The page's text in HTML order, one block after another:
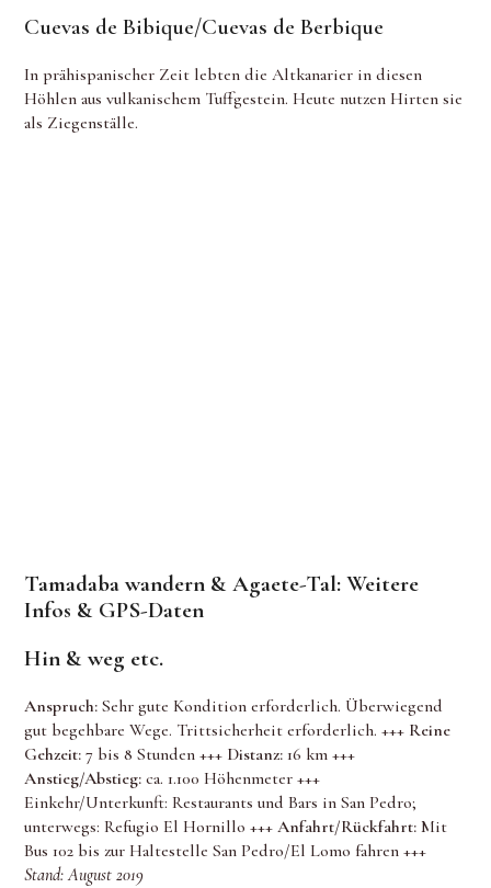
Cuevas de Bibique/Cuevas de Berbique
In prähispanischer Zeit lebten die Altkanarier in diesen
Höhlen aus vulkanischem Tuffgestein. Heute nutzen Hirten sie
als Ziegenställe.
Tamadaba wandern & Agaete-Tal: Weitere
Infos & GPS-Daten
Hin & weg etc.
Anspruch:Sehr gute Kondition erforderlich. Überwiegend
gut begehbare Wege. Trittsicherheit erforderlich. +++ Reine
Gehzeit: 7 bis 8 Stunden +++ Distanz:16 km +++
Anstieg/Abstieg: ca. 1.100 Höhenmeter +++
Einkehr/Unterkunft: Restaurants und Bars in San Pedro;
unterwegs: Refugio El Hornillo +++Anfahrt/Rückfahrt:Mit
Bus 102 bis zur Haltestelle San Pedro/El Lomo fahren +++
Stand: August 2019